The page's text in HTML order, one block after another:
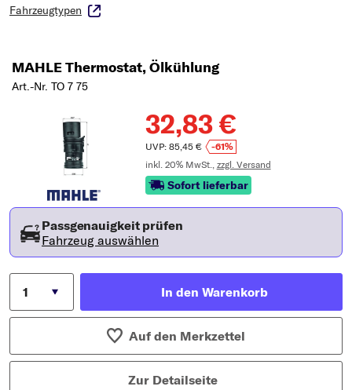
Fahrzeugtypen
MAHLE Thermostat, Ölkühlung
Art.-Nr. TO 7 75
32,83 €
UVP: 85,45 €
-61%
inkl. 20% MwSt., zzgl. Versand
Sofort lieferbar
Passgenauigkeit prüfen
Fahrzeug auswählen
In den Warenkorb
Auf den Merkzettel
Zur Detailseite